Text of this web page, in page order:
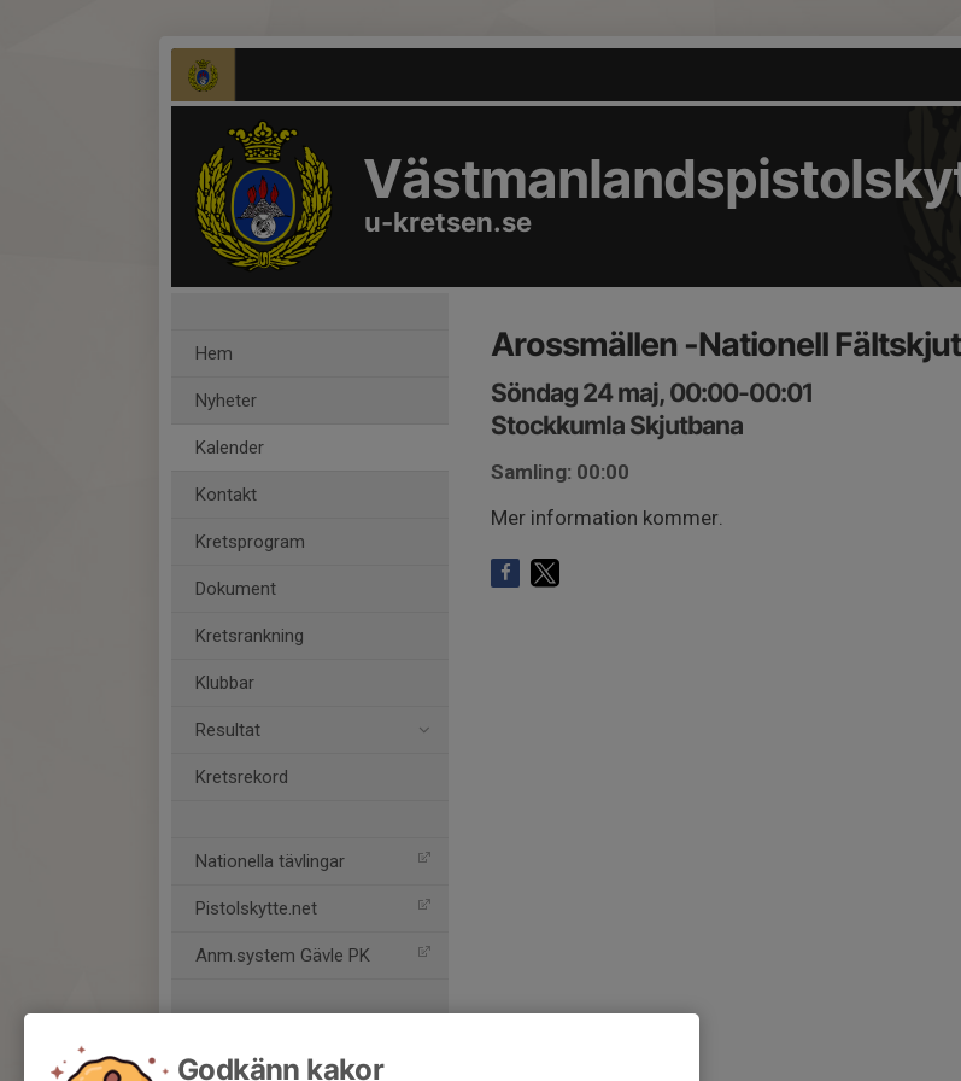
u-kretsen.se
Hem
Nyheter
Kalender
Kontakt
Kretsprogram
Dokument
Kretsrankning
Klubbar
Resultat
Kretsrekord
Nationella tävlingar
Pistolskytte.net
Anm.system Gävle PK
Arossmällen -Nationell
Söndag 24 maj, 00:00-00:01
Stockkumla Skjutbana
Samling: 00:00
Mer information kommer.
Godkänn kakor